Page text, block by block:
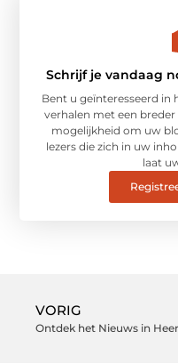
Schrijf je vandaag
Bent u geïnteresseerd in
verhalen met een
mogelijkheid om uw
lezers die zich in uw
laat
VORIG